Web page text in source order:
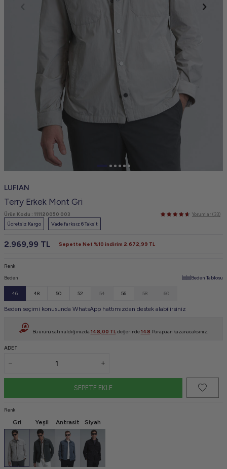
LUFIAN
Terry Erkek Mont Gri
Ürün Kodu : 111120050 003
Yorumlar (33)
Ücretsiz Kargo
Vade farksız 6 Taksit
2.969,99 TL Sepette Net %10 indirim 2.672,99 TL
Renk
Beden Beden Tablosu
46 48 50 52 54 56 58 60
Beden seçimi konusunda WhatsApp hattımızdan destek alabilirsiniz
Bu ürünü satın aldığınızda 148,00 TL değerinde148 Parapuan kazanacaksınız.
ADET
SEPETE EKLE
Renk
Gri Yeşil Antrasit Siyah